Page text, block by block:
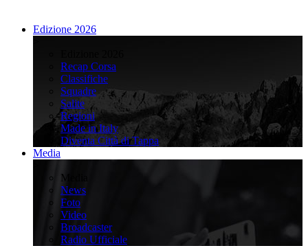
Edizione 2026
Recap Corsa
Classifiche
Squadre
Salite
Regioni
Made in Italy
Diventa Città di Tappa
Media
Media
News
Foto
Video
Broadcaster
Radio Ufficiale